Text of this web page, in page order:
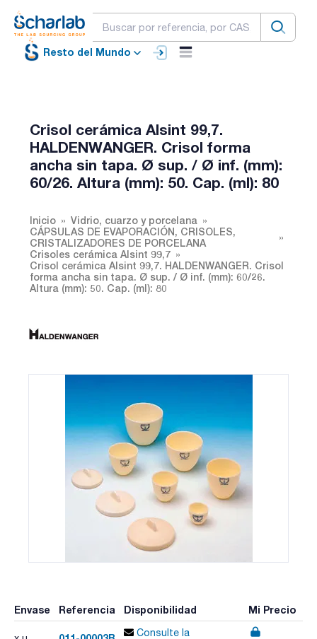
Resto del Mundo
Crisol cerámica Alsint 99,7.
HALDENWANGER. Crisol forma
ancha sin tapa. Ø sup. / Ø inf. (mm):
60/26. Altura (mm): 50. Cap. (ml): 80
Inicio
Vidrio, cuarzo y porcelana
CÁPSULAS DE EVAPORACIÓN, CRISOLES,
CRISTALIZADORES DE PORCELANA
Crisoles cerámica Alsint 99,7
Crisol cerámica Alsint 99,7. HALDENWANGER. Crisol
forma ancha sin tapa. Ø sup. / Ø inf. (mm): 60/26.
Altura (mm): 50. Cap. (ml): 80
Envase Referencia Disponibilidad Mi Precio
Consulte la